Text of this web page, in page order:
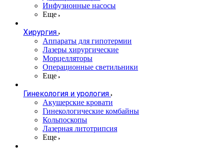
Инфузионные насосы
Еще
Хирургия
Аппараты для гипотермии
Лазеры хирургические
Морцелляторы
Операционные светильники
Еще
Гинекология и урология
Акушерские кровати
Гинекологические комбайны
Кольпоскопы
Лазерная литотрипсия
Еще